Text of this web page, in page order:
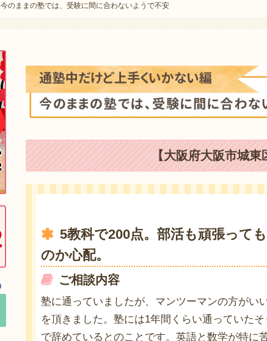
今のままの塾では、受験に間に合わないようで不安
【大阪府大阪市城
5教科で200点。部活も頑張って
のか心配。
ご相談内容
塾に通っていましたが、マンツーマンの方がい
を頂きました。塾には1年間くらい通っていた
で辞めているとのことです。英語と数学が特に